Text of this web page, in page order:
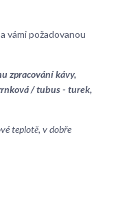
vámi požadovanou
zpracování kávy,
/ tubus - turek,
teplotě, v dobře